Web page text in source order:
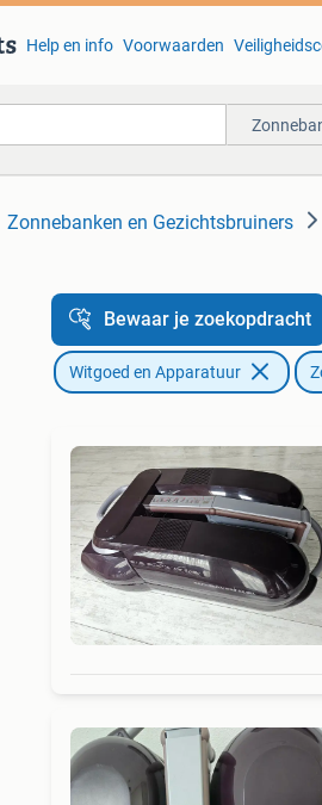
Help en info Voorwaarden
Zonnebanken en Gezichtsbruiners
Bewaar je zoekopdracht
Witgoed en Apparatuur